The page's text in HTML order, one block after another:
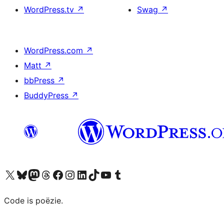
WordPress.tv ↗
Swag ↗
WordPress.com ↗
Matt ↗
bbPress ↗
BuddyPress ↗
Bezoek ons X (voorheen Twitter) account
Bezoek ons Bluesky account
Bezoek ons Mastodon account
Bezoek ons Threads account
Onze Facebook pagina bezoeken
Bezoek ons Instagram account
Bezoek ons LinkedIn account
Bezoek ons TikTok account
Bezoek ons YouTube kanaalBezoek ons Tumblr account
Code is poëzie.